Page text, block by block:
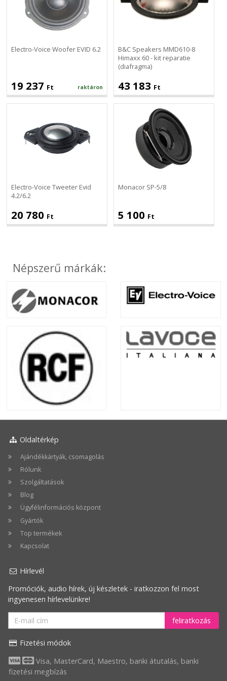
Electro-Voice Woofer EVID 6.2
19 237 Ft raktáron
Himaxx
kit
reparatie
(diafragma)
B&C Speakers MMD610-8
Himaxx 60 - kit reparatie
(diafragma)
43 183 Ft
Tweeter
Electro-Voice Tweeter Evid
4.2/6.2
20 780 Ft
Monacor SP-5/8
5 100 Ft
Népszerű márkák:
Oldaltérkép
Ajándékkártyák, csomagolás
Rólunk
Szolgáltatások
Blog
Ügyfélinformációs központ
Gyártók
Top termékek
Kapcsolat
Hírlevél
Promóciók, audio hírek, új készletek - iratkozzon fel most
ingyenesen hírlevelünkre!
feliratkozás
Fizetési módok
Visa, MasterCard, Maestro, banki átutalás, banki
fizetési megbízás